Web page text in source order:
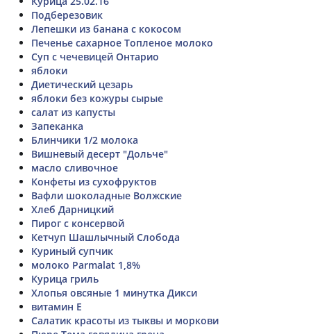
Подберезовик
Лепешки из банана с кокосом
Печенье сахарное Топленое молоко
Суп с чечевицей Онтарио
яблоки
Диетический цезарь
яблоки без кожуры сырые
салат из капусты
Запеканка
Блинчики 1/2 молока
Вишневый десерт "Дольче"
масло сливочное
Конфеты из сухофруктов
Вафли шоколадные Волжские
Хлеб Дарницкий
Пирог с консервой
Кетчуп Шашлычный Слобода
Куриный супчик
молоко Parmalat 1,8%
Курица гриль
Хлопья овсяные 1 минутка Дикси
витамин Е
Салатик красоты из тыквы и моркови